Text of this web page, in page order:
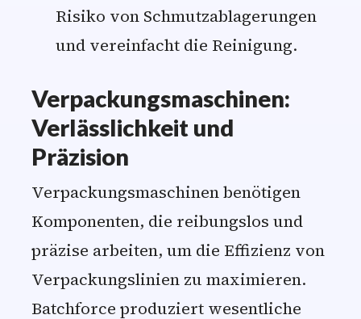
Risiko von Schmutzablagerungen
und vereinfacht die Reinigung.
Verpackungsmaschinen:
Verlässlichkeit und
Präzision
Verpackungsmaschinen benötigen
Komponenten, die reibungslos und
präzise arbeiten, um die Effizienz von
Verpackungslinien zu maximieren.
Batchforce produziert wesentliche